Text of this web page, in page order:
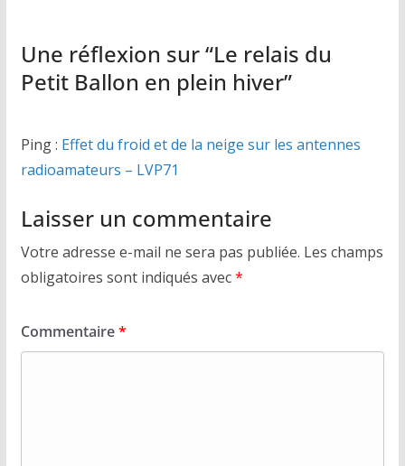
Une réflexion sur “Le relais du
Petit Ballon en plein hiver”
Ping : Effet du froid et de la neige sur les antennes
radioamateurs – LVP71
Laisser un commentaire
Votre adresse e-mail ne sera pas publiée. Les champs
obligatoires sont indiqués avec*
Commentaire*